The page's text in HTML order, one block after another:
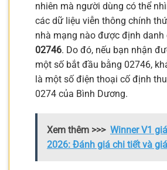
nhiên mà người dùng có thể
các dữ liệu viễn thông chính
nhà mạng nào được định danh
02746. Do đó, nếu bạn nhận
một số bắt đầu bằng 02746,
là một số điện thoại cố định
0274 của Bình Dương.
Xem thêm >>> Winner V1
2026: Đánh giá chi tiết và